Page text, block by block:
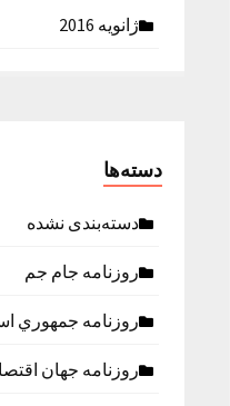
ژانویه 2016
دسته‌ها
دسته‌بندی نشده
روزنامه جام جم
روزنامه جمهوري
روزنامه جهان